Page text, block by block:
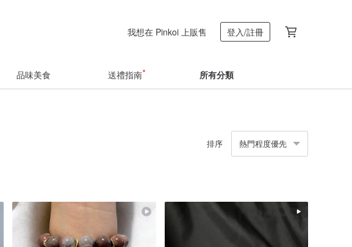
我想在 Pinkoi 上販售 登入/註冊
品味美食 送禮指南 所有分類
排序 熱門程度優先